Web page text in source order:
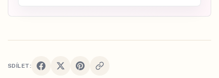
SDÍLET: